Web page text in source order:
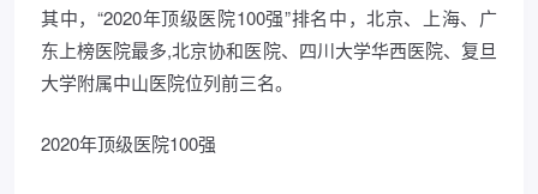
其中，“2020年顶级医院100强”排名中，北京、上海、广
东上榜医院最多,北京协和医院、四川大学华西医院、复旦
大学附属中山医院位列前三名。
2020年顶级医院100强